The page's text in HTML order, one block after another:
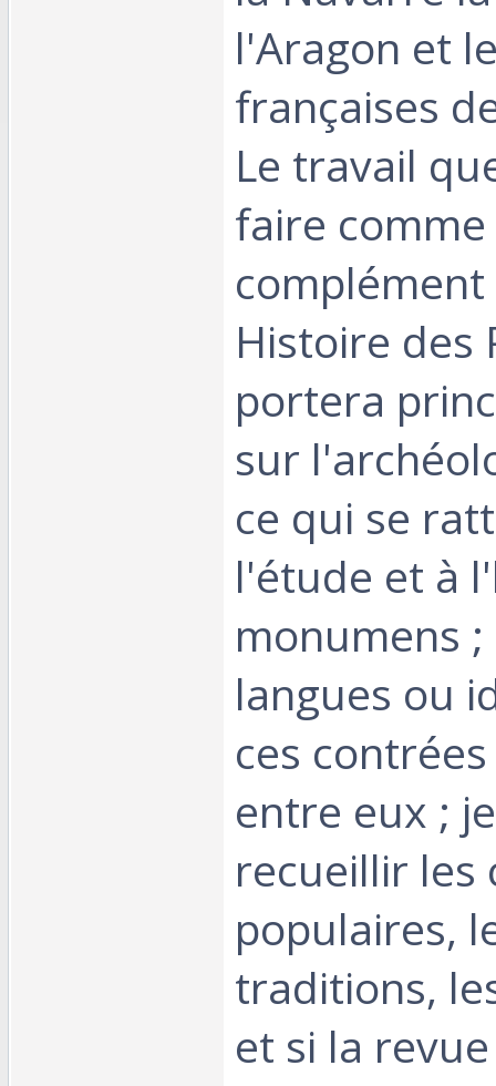
l'Aragon et
françaises
Le travail
faire comme
Histoire des
portera
sur
ce qui se
l'étude et à
monumens
langues ou
ces
entre eux ;
recueillir les
populaires,
traditions,
et si la revue